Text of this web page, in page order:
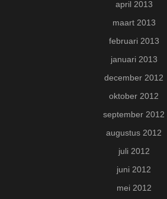
april 2013
maart 2013
februari 2013
januari 2013
december 2012
oktober 2012
september 2012
augustus 2012
juli 2012
juni 2012
mei 2012